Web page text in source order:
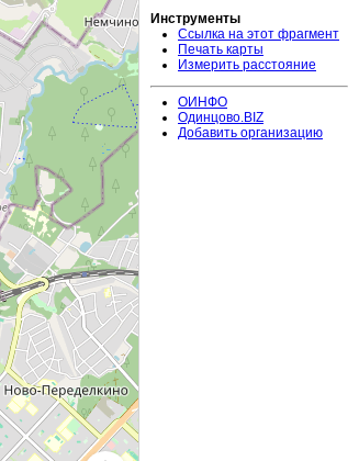
Инструменты
Ссылка на этот фрагмент
Печать карты
Измерить расстояние
ОИНФО
Одинцово.BIZ
Добавить организацию